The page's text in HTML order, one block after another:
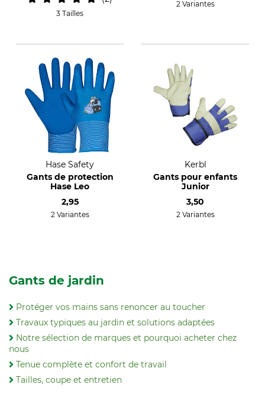
3 Tailles
2 Variantes
Hase Safety
Gants de protection
Hase Leo
2,95
2 Variantes
Kerbl
Gants pour enfants
Junior
3,50
2 Variantes
Gants de jardin
Protéger vos mains sans renoncer au toucher
Travaux typiques au jardin et solutions adaptées
Notre sélection de marques et pourquoi acheter chez
nous
Tenue complète et confort de travail
Tailles, coupe et entretien